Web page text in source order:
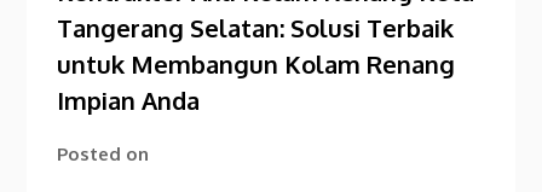
Tangerang Selatan: Solusi Terbaik
untuk Membangun Kolam Renang
Impian Anda
Posted on